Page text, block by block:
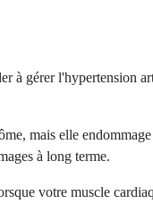
à gérer l'hypertension
mais elle
à long terme.
votre muscle